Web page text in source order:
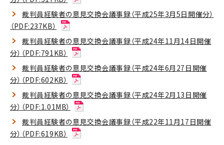
裁判員経験者の意見交換会議事録（平成25年3月5日開催分）
（PDF:237KB）
裁判員経験者の意見交換会議事録（平成24年11月14日開催
分）（PDF:791KB）
裁判員経験者の意見交換会議事録（平成24年6月27日開催
分）（PDF:602KB）
裁判員経験者の意見交換会議事録（平成24年2月13日開催
分）（PDF:1.01MB）
裁判員経験者の意見交換会議事録（平成22年11月17日開催
分）（PDF:619KB）